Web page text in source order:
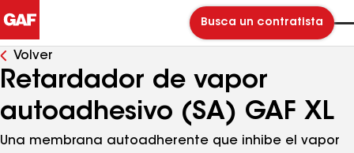
Busca un contratista
Volver
Retardador de vapor
autoadhesivo (SA) GAF XL
Una membrana autoadherente que inhibe el vapor